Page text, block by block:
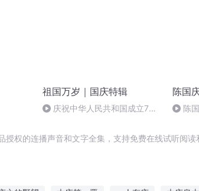
祖国万岁｜国庆特辑
庆祝中华人民共和国成立73
陈国
陈
权的连播声音和文字全集，支持免费在线试听阅读